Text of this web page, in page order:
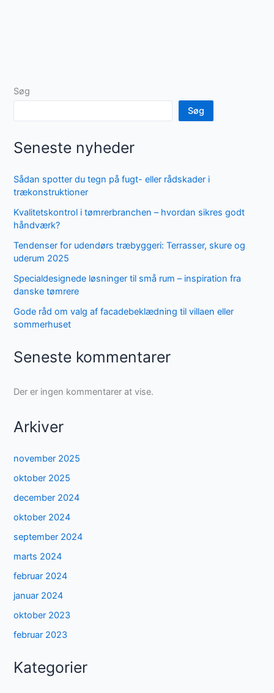
Søg
Søg
Seneste nyheder
Sådan spotter du tegn på fugt- eller rådskader i
trækonstruktioner
Kvalitetskontrol i tømrerbranchen – hvordan sikres godt
håndværk?
Tendenser for udendørs træbyggeri: Terrasser, skure og
uderum 2025
Specialdesignede løsninger til små rum – inspiration fra
danske tømrere
Gode råd om valg af facadebeklædning til villaen eller
sommerhuset
Seneste kommentarer
Der er ingen kommentarer at vise.
Arkiver
november 2025
oktober 2025
december 2024
oktober 2024
september 2024
marts 2024
februar 2024
januar 2024
oktober 2023
februar 2023
Kategorier